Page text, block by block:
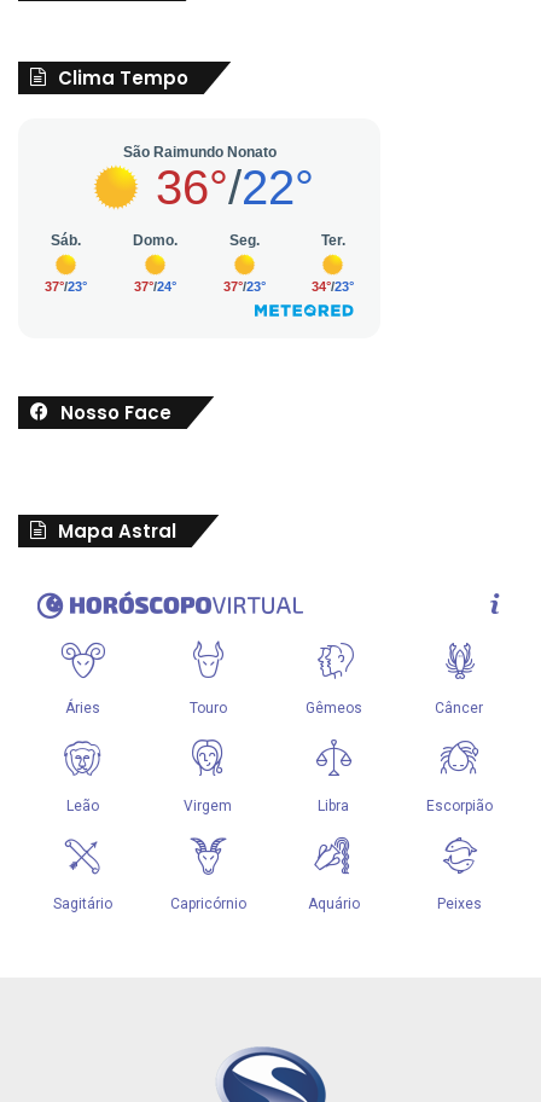
Clima Tempo
Nosso Face
Mapa Astral